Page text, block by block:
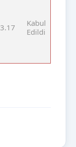
3.17
Kabul
Edildi